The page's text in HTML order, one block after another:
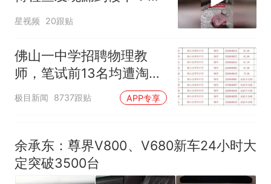
风口未延伸到外墙
星视频 20跟贴
佛山一中学招聘物理教
师，笔试前13名均遭淘
汰？教育局：已叫停招
聘，成立调查组全面核查
极目新闻 8737跟贴 APP专享
余承东：尊界V800、V680新车24小时大
定突破3500台